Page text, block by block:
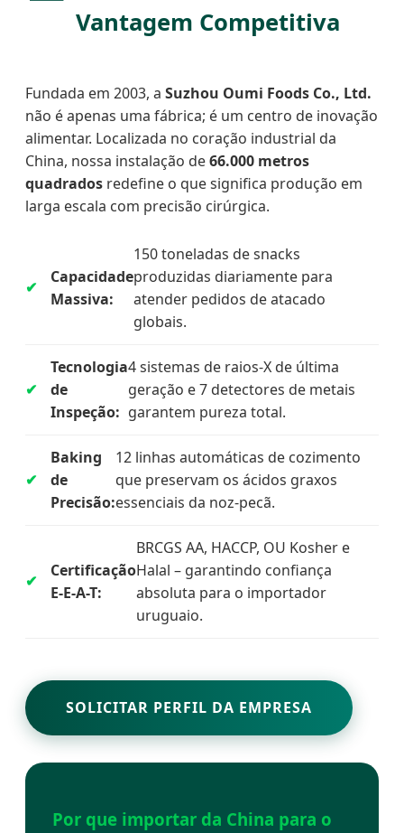
Vantagem Competitiva
Fundada em 2003, a Suzhou Oumi Foods Co., Ltd.
não é apenas uma fábrica; é um centro de inovação
alimentar. Localizada no coração industrial da
China, nossa instalação de66.000 metros
quadrados redefine o que significa produção em
larga escala com precisão cirúrgica.
Capacidade
Massiva:
150 toneladas de snacks
produzidas diariamente para
atender pedidos de atacado
globais.
Tecnologia
de
Inspeção:
4 sistemas de raios-X de última
geração e 7 detectores de metais
garantem pureza total.
Baking
de
Precisão:
12 linhas automáticas de cozimento
que preservam os ácidos graxos
essenciais da noz-pecã.
Certificação
E-E-A-T:
BRCGS AA, HACCP, OU Kosher e
Halal – garantindo confiança
absoluta para o importador
uruguaio.
SOLICITAR PERFIL DA EMPRESA
Por que importar da China para o